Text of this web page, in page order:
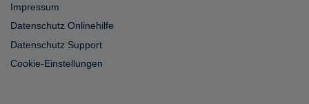
Impressum
Datenschutz Onlinehilfe
Datenschutz Support
Cookie-Einstellungen